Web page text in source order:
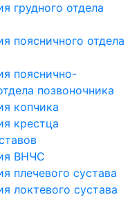
грудного отдела
поясничного отдела
пояснично-
позвоночника
копчика
крестца
ВНЧС
плечевого сустава
локтевого сустава